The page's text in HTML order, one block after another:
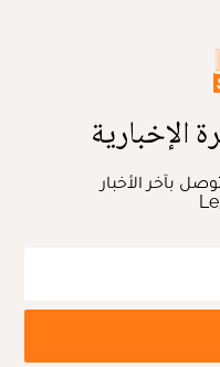
الإخبارية
بآخر الأخبار